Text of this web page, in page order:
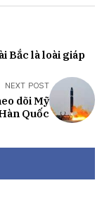
Bắc là loài giáp
NEXT POST
dõi Mỹ
Quốc